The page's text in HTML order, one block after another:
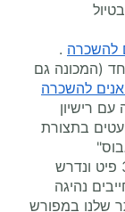
להשכרה .
(המכונה גם
להשכרה
רישיון
בתצורת
(קרוואן-אוטובוס) שהם באורך של מעל 35 פיט ונדרש
נהיגה
שלנו במפורש